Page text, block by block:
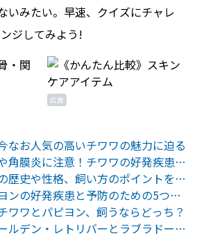
いみたい。早速、クイズにチャレ
ンジしてみよう!
広告
なお人気の高いチワワの魅力に迫る
【獣医師監修】脱臼や角膜炎に注意！チワワの好発疾患と予防法
【犬図鑑】パピヨンの歴史や性格、飼い方のポイントをご紹介！
【獣医師監修】パピヨンの好発疾患と予防のための5つのポイント
ワワとパピヨン、飼うならどっち？
飼うならどっち？ゴールデン・レトリバーとラブラドール・レトリバー